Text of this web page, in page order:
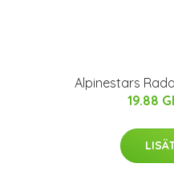
Alpinestars
19.88